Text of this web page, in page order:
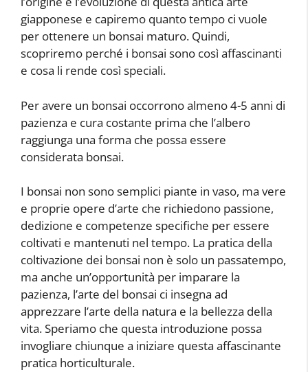
giapponese e capiremo quanto tempo ci vuole
per ottenere un bonsai maturo. Quindi,
scopriremo perché i bonsai sono così affascinanti
e cosa li rende così speciali.
Per avere un bonsai occorrono almeno 4-5 anni di
pazienza e cura costante prima che l’albero
raggiunga una forma che possa essere
considerata bonsai.
I bonsai non sono semplici piante in vaso, ma vere
e proprie opere d’arte che richiedono passione,
dedizione e competenze specifiche per essere
coltivati e mantenuti nel tempo. La pratica della
coltivazione dei bonsai non è solo un passatempo,
ma anche un’opportunità per imparare la
pazienza, l’arte del bonsai ci insegna ad
apprezzare l’arte della natura e la bellezza della
vita. Speriamo che questa introduzione possa
invogliare chiunque a iniziare questa affascinante
pratica horticulturale.